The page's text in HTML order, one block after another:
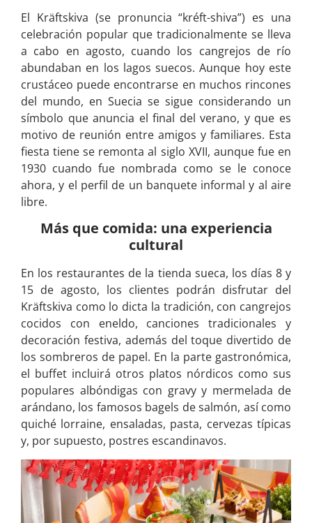
El Kräftskiva (se pronuncia “kréft-shiva”) es una
celebración popular que tradicionalmente se lleva
a cabo en agosto, cuando los cangrejos de río
abundaban en los lagos suecos. Aunque hoy este
crustáceo puede encontrarse en muchos rincones
del mundo, en Suecia se sigue considerando un
símbolo que anuncia el final del verano, y que es
motivo de reunión entre amigos y familiares. Esta
fiesta tiene se remonta al siglo XVII, aunque fue en
1930 cuando fue nombrada como se le conoce
ahora, y el perfil de un banquete informal y al aire
libre.
Más que comida: una experiencia
cultural
En los restaurantes de la tienda sueca, los días 8 y
15 de agosto, los clientes podrán disfrutar del
Kräftskiva como lo dicta la tradición, con cangrejos
cocidos con eneldo, canciones tradicionales y
decoración festiva, además del toque divertido de
los sombreros de papel. En la parte gastronómica,
el buffet incluirá otros platos nórdicos como sus
populares albóndigas con gravy y mermelada de
arándano, los famosos bagels de salmón, así como
quiché lorraine, ensaladas, pasta, cervezas típicas
y, por supuesto, postres escandinavos.